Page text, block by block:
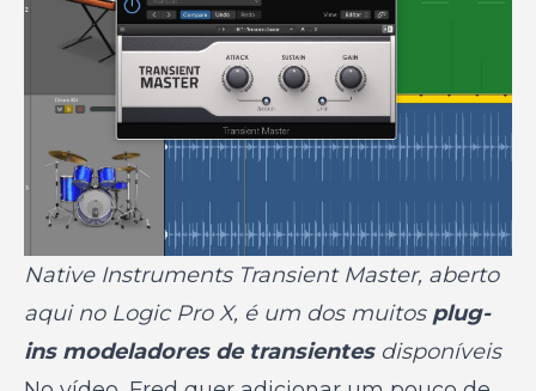
Native Instruments Transient Master, aberto
aqui no Logic Pro X, é um dos muitos plug-
ins modeladores de transientesdisponíveis